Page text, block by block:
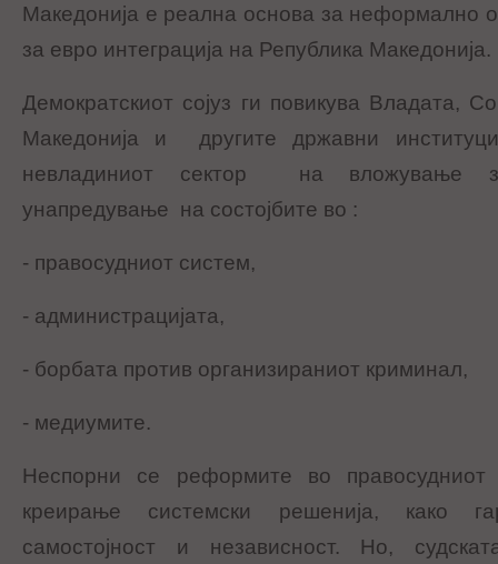
Македонија е реална основа за неформално
за евро интеграција на Република Македонија.
Демократскиот сојуз ги повикува Владата,
Македонија и другите државни
невладиниот сектор на вложување
унапредување на состојбите во :
- правосудниот систем,
- администрацијата,
- борбата против организираниот криминал,
- медиумите.
Неспорни се реформите во правосудниот
креирање системски решенија, како
самостојност и независност. Но,